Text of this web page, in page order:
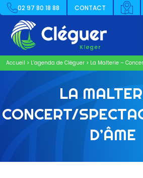
02 97 80 18 88 CONTACT
Accueil > L’agenda de Cléguer > La Malterie –
LA
CONCERT/
D’ÂME